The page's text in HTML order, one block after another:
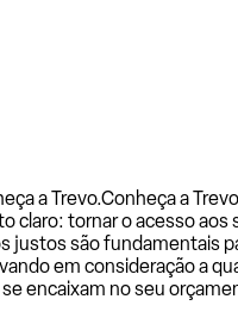
a Trevo.Conheça a Trevo
claro: tornar o acesso
justos são fundamentais
em consideração a
encaixam no seu